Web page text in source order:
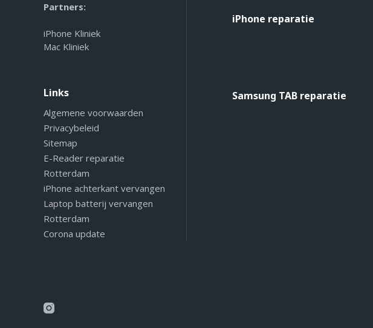
Partners:
iPhone Kliniek
Mac Kliniek
Links
Algemene voorwaarden
Privacybeleid
Sitemap
E-Reader reparatie
Rotterdam
iPhone achterkant vervangen
Laptop batterij vervangen
Rotterdam
Corona update
iPhone reparatie
Samsung TAB reparatie